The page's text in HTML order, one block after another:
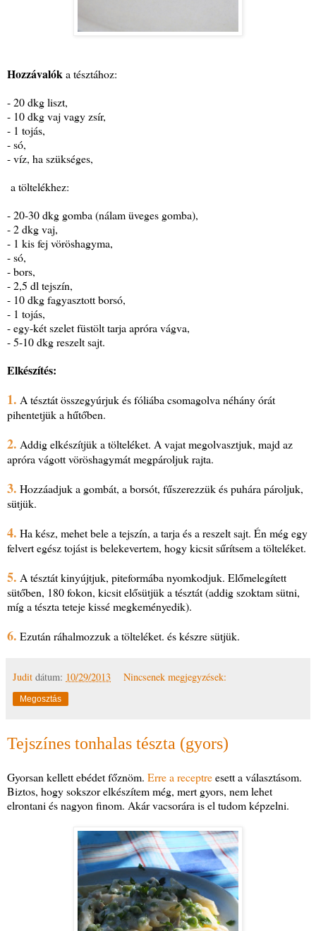
Hozzávalóka tésztához:
- 20 dkg liszt,
- 10 dkg vaj vagy zsír,
- 1 tojás,
- só,
- víz, ha szükséges,
a töltelékhez:
- 20-30 dkg gomba (nálam üveges gomba),
- 2 dkg vaj,
- 1 kis fej vöröshagyma,
- só,
- bors,
- 2,5 dl tejszín,
- 10 dkg fagyasztott borsó,
- 1 tojás,
- egy-két szelet füstölt tarja apróra vágva,
- 5-10 dkg reszelt sajt.
Elkészítés:
1. A tésztát összegyúrjuk és fóliába csomagolva néhány órát
pihentetjük a hűtőben.
2. Addig elkészítjük a tölteléket. A vajat megolvasztjuk, majd az
apróra vágott vöröshagymát megpároljuk rajta.
3. Hozzáadjuk a gombát, a borsót, fűszerezzük és puhára pároljuk,
sütjük.
4. Ha kész, mehet bele a tejszín, a tarja és a reszelt sajt. Én még egy
felvert egész tojást is belekevertem, hogy kicsit sűrítsem a tölteléket.
5. A tésztát kinyújtjuk, piteformába nyomkodjuk. Előmelegített
sütőben, 180 fokon, kicsit elősütjük a tésztát (addig szoktam sütni,
míg a tészta teteje kissé megkeményedik).
6. Ezután ráhalmozzuk a tölteléket. és készre sütjük.
Judit dátum: 10/29/2013 Nincsenek megjegyzések:
Megosztás
Tejszínes tonhalas tészta (gyors)
Gyorsan kellett ebédet főznöm. Erre a receptreesett a választásom.
Biztos, hogy sokszor elkészítem még, mert gyors, nem lehet
elrontani és nagyon finom. Akár vacsorára is el tudom képzelni.